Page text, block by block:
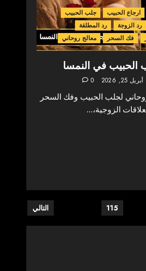
ارجاع الحبيب
جلب الحبيب
رد الزوجة
رد المطلقة
فك السحر معالج روحاني
الحبيب في النمسا
أبريل 25, 2026 0
لجلب الحبيب وفك السحر
الزوجية،...
115 التالي